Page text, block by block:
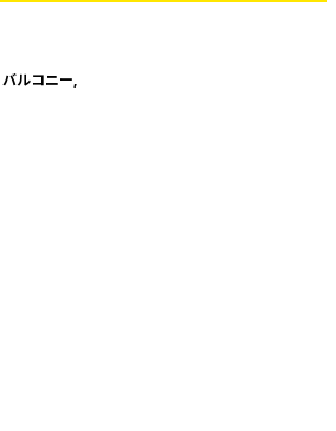
バルコニー,